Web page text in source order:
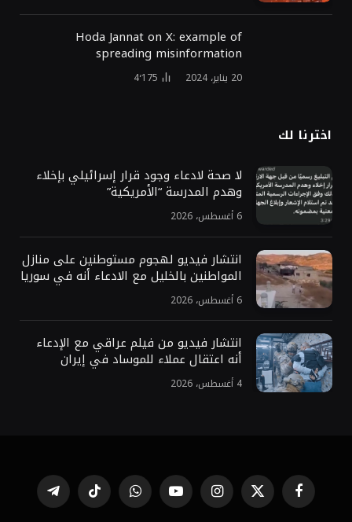
Hoda Jannat on X: example of
spreading misinformation
20 يناير، 2024 4٬175
اخترنا لك
لا صحة لادعاء وجود قرار إسرائيلي بإخلاء
وهدم المدرسة “الأمريكية”
6 أغسطس، 2026
انتشار فيديو لهجوم مستوطنين على منازل
المواطنين بالخليل مع الادعاء أنه في سوريا
6 أغسطس، 2026
انتشار فيديو من فيلم عراقي مع الإدعاء
أنه اعتقال عملاء للموساد في إيران
4 أغسطس، 2026
فيسبوك X
(Twitter)
الانستغراميوتيوب واتساب تيكتوك تيلقرام